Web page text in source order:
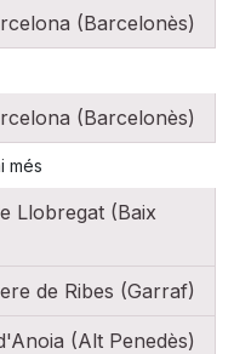
(Barcelonès)
(Barcelonès)
més
Llobregat (Baix
de Ribes (Garraf)
(Alt Penedès)